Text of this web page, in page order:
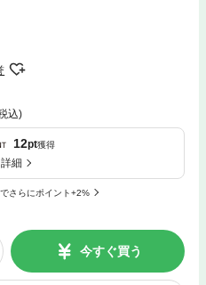
込)
12pt獲得
細
さらにポイント+2%
今すぐ買う